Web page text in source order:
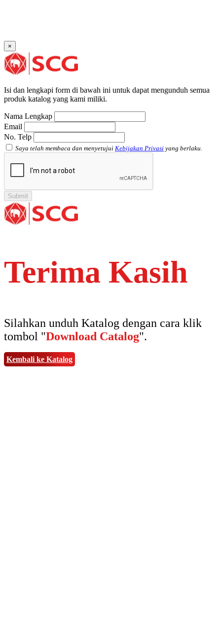
Plug SCG AW
Shinkolite
Atap Akrilik Shinkolite Shade
×
Isi dan lengkapi form di bawah ini untuk dapat mengunduh semua
produk katalog yang kami miliki.
Nama Lengkap
Email
No. Telp
Saya telah membaca dan menyetujui Kebijakan Privasi yang berlaku.
Terima Kasih
Silahkan unduh Katalog dengan cara klik
tombol "Download Catalog".
Kembali ke Katalog